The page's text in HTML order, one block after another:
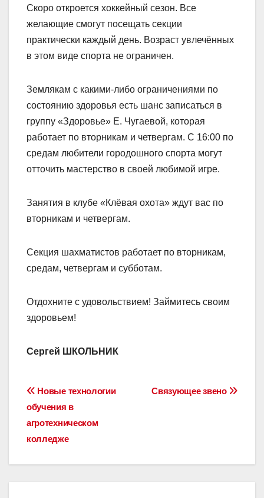
Скоро откроется хоккейный сезон. Все
желающие смогут посещать секции
практически каждый день. Возраст увлечённых
в этом виде спорта не ограничен.
Землякам с какими-либо ограничениями по
состоянию здоровья есть шанс записаться в
группу «Здоровье» Е. Чугаевой, которая
работает по вторникам и четвергам. С 16:00 по
средам любители городошного спорта могут
отточить мастерство в своей любимой игре.
Занятия в клубе «Клёвая охота» ждут вас по
вторникам и четвергам.
Секция шахматистов работает по вторникам,
средам, четвергам и субботам.
Отдохните с удовольствием! Займитесь своим
здоровьем!
Сергей ШКОЛЬНИК
Навигация
по
записям
Связующее звено
Новые технологии
обучения в
агротехническом
колледже